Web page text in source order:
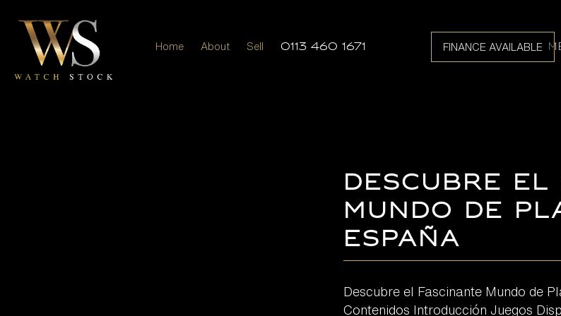
FINANCE AVAILABLE
Home About Sell 0113 460 1671
Descubre el
Mundo de
España
Descubre el Fascinante Mundo de
Contenidos Introducción Juegos